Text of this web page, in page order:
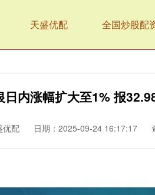
天盛优配 全国炒股配
日内涨幅扩大至1% 报
优配 日期：2025-09-24 16:17:17